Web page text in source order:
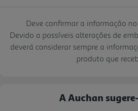
Deve confirmar a informação
Devido a possíveis alterações de
deverá considerar sempre a
produto que
A Auchan